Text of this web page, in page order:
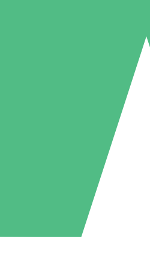
Packs de
à l'utilisation avec des crédits de
5
US$